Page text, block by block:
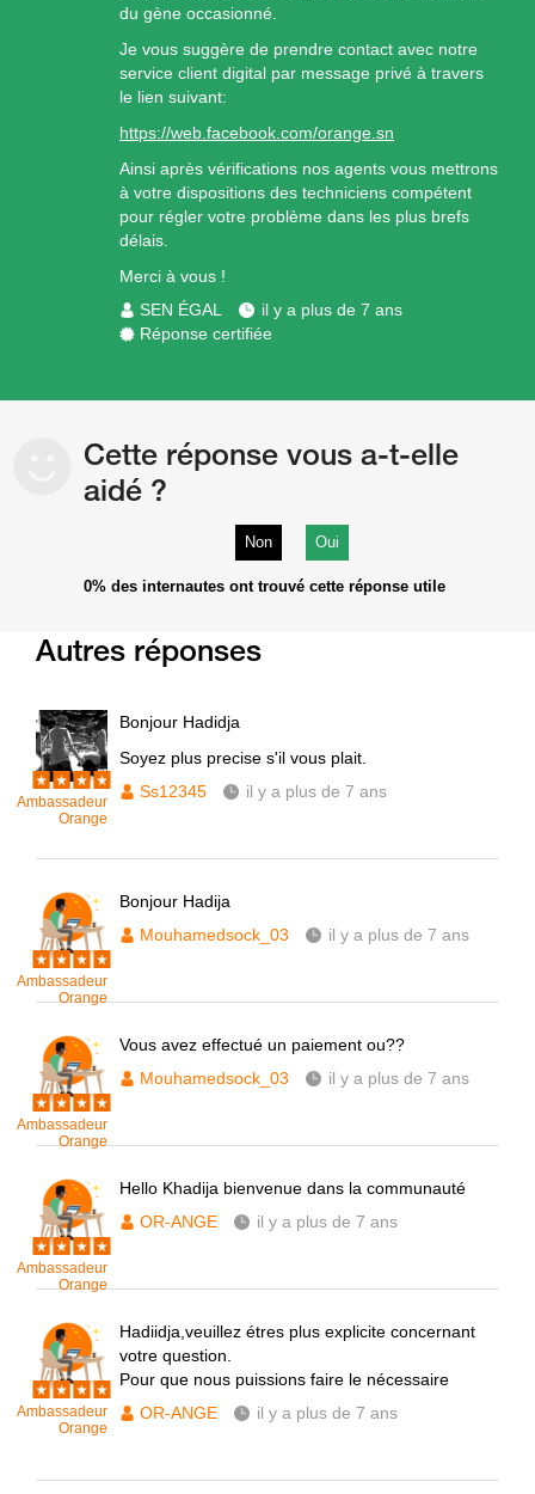
du gène occasionné.
Je vous suggère de prendre contact avec notre
service client digital par message privé à travers
le lien suivant:
https://web.facebook.com/orange.sn
Ainsi après vérifications nos agents vous mettrons
à votre dispositions des techniciens compétent
pour régler votre problème dans les plus brefs
délais.
Merci à vous !
SEN ÉGAL
il y a plus de 7 ans
Réponse certifiée
Cette réponse vous a-t-elle
aidé ?
Non Oui
0% des internautes ont trouvé cette réponse utile
Autres réponses
Ambassadeur
Orange
Bonjour Hadidja
Soyez plus precise s'il vous plait.
Ss12345
il y a plus de 7 ans
Ambassadeur
Orange
Bonjour Hadija
Mouhamedsock_03
il y a plus de 7 ans
Ambassadeur
Orange
Vous avez effectué un paiement ou??
Mouhamedsock_03
il y a plus de 7 ans
Ambassadeur
Orange
Hello Khadija bienvenue dans la communauté
OR-ANGE
il y a plus de 7 ans
Ambassadeur
Orange
Hadiidja,veuillez étres plus explicite concernant
votre question.
Pour que nous puissions faire le nécessaire
OR-ANGE
il y a plus de 7 ans